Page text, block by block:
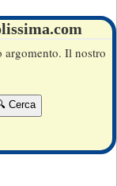
argomento. Il nostro